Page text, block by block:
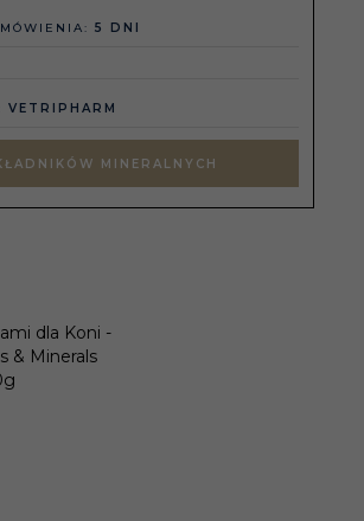
5 DNI
VETRIPHARM
MINERALNYCH
dla Koni -
& Minerals